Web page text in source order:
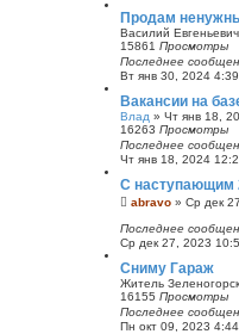
Продам
Василий Евгеньевич
15861 Просмотры
Последнее
Вт янв 30, 2024
Вакансии на
Влад » Чт янв 18,
16263 Просмотры
Последнее
Чт янв 18, 2024
С наступающим
abravo » Ср дек
Последнее
Ср дек 27, 2023
Сниму Гараж
Житель
16155 Просмотры
Последнее
Пн окт 09, 2023